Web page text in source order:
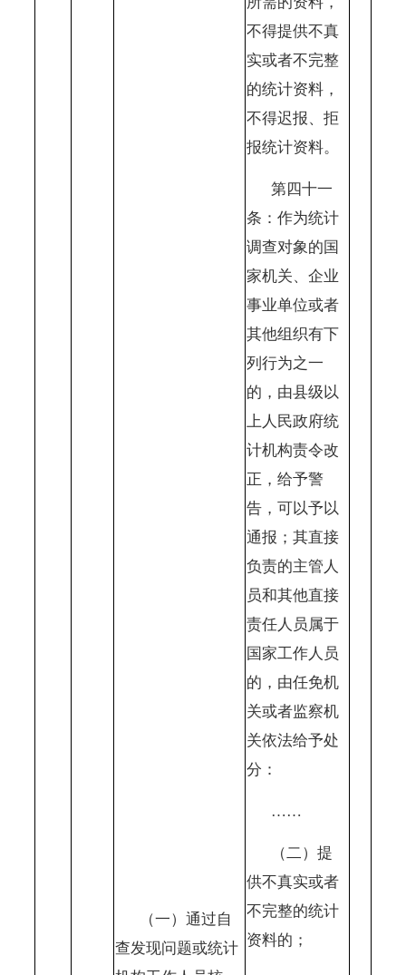
（一）通过自
查发现问题或统计
不得提供不真
实或者不完整
的统计资料，
不得迟报、拒
报统计资料。
第四十一
条：作为统计
调查对象的国
家机关、企业
事业单位或者
其他组织有下
列行为之一
的，由县级以
上人民政府统
计机构责令改
正，给予警
告，可以予以
通报；其直接
负责的主管人
员和其他直接
责任人员属于
国家工作人员
的，由任免机
关或者监察机
关依法给予处
分：
……
（二）提
供不真实或者
不完整的统计
资料的；